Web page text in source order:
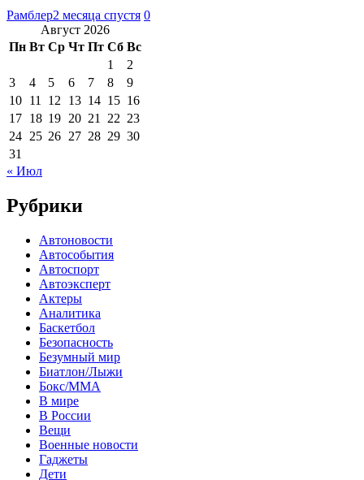
Рамблер2 месяца спустя 0
Август 2026
Пн Вт Ср Чт Пт Сб Вс
1
2
3
4 5 6 7 8
9
10 11 12 13 14 15 16
17 18 19 20 21 22 23
24 25 26 27 28 29 30
31
« Июл
Рубрики
Автоновости
Автособытия
Автоспорт
Автоэксперт
Актеры
Аналитика
Баскетбол
Безопасность
Безумный мир
Биатлон/Лыжи
Бокс/MMA
В мире
В России
Вещи
Военные новости
Гаджеты
Дети